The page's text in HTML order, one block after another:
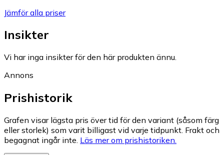
Jämför alla priser
Insikter
Vi har inga insikter för den här produkten ännu.
Annons
Prishistorik
Grafen visar lägsta pris över tid för den variant (såsom färg
eller storlek) som varit billigast vid varje tidpunkt. Frakt och
begagnat ingår inte. Läs mer om prishistoriken.